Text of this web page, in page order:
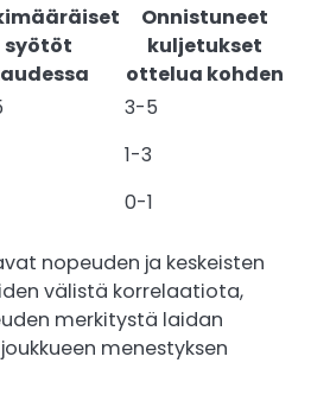
syötöt
Onnistuneet
kuljetukset
ottelua kohden
3-5
1-3
0-1
nopeuden ja keskeisten
välistä korrelaatiota,
merkitystä laidan
menestyksen